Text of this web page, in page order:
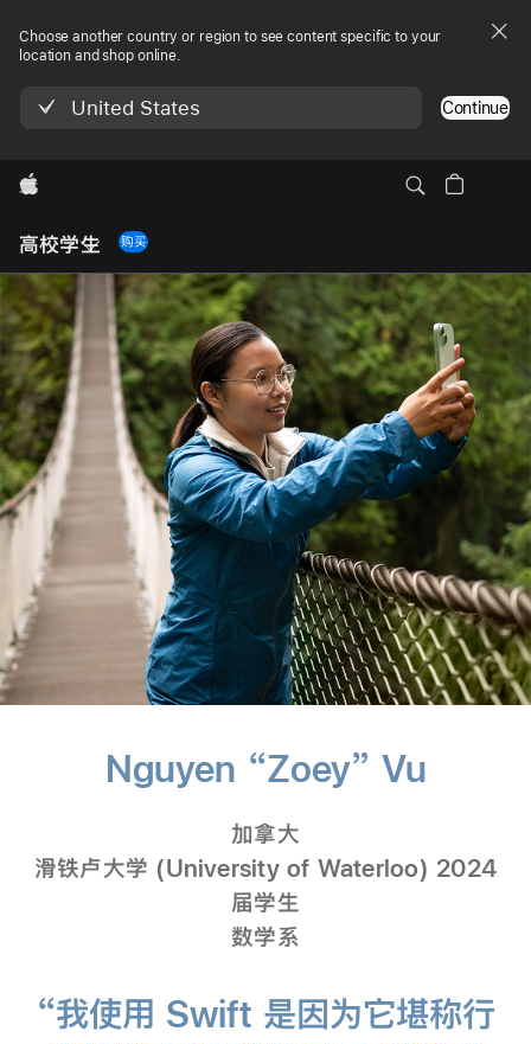
Choose another country or region to see content specific to your
location and shop online.
United States Continue
Apple
高校学生
Nav
Open
Menu
购买
Nguyen “Zoey” Vu
学
加拿大
滑铁卢大学 (University of Waterloo) 2024
届学生
数学系
“我使用 Swift 是因为它堪称行